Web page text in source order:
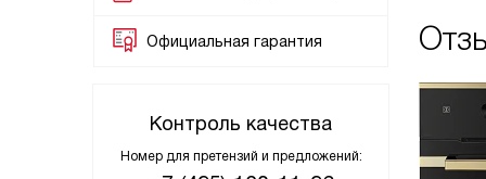
Официальная гарантия
Контроль качества
Номер для претензий и предложений: